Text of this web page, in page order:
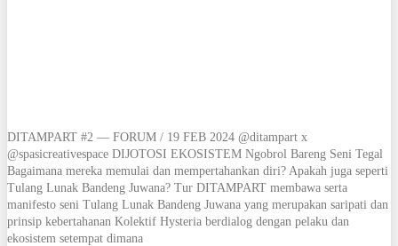
DITAMPART #2 — FORUM / 19 FEB 2024 @ditampart x
@spasicreativespace DIJOTOSI EKOSISTEM Ngobrol Bareng Seni Tegal
Bagaimana mereka memulai dan mempertahankan diri? Apakah juga seperti
Tulang Lunak Bandeng Juwana? Tur DITAMPART membawa serta
manifesto seni Tulang Lunak Bandeng Juwana yang merupakan saripati dan
prinsip kebertahanan Kolektif Hysteria berdialog dengan pelaku dan
ekosistem setempat dimana